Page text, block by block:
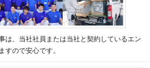
は、当社社員または当社と契約しているエン
すので安心です。